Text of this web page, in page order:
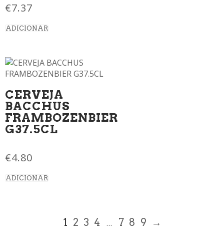
€7.37
ADICIONAR
CERVEJA
BACCHUS
FRAMBOZENBIER
G37.5CL
€4.80
ADICIONAR
1 2 3 4 … 7 8 9 →